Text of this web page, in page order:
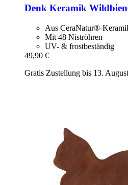
Denk Keramik
Aus CeraNatur®-
Mit 48 Niströhren
UV- & frostbeständig
49,90 €
Gratis Zustellung bis 13. August